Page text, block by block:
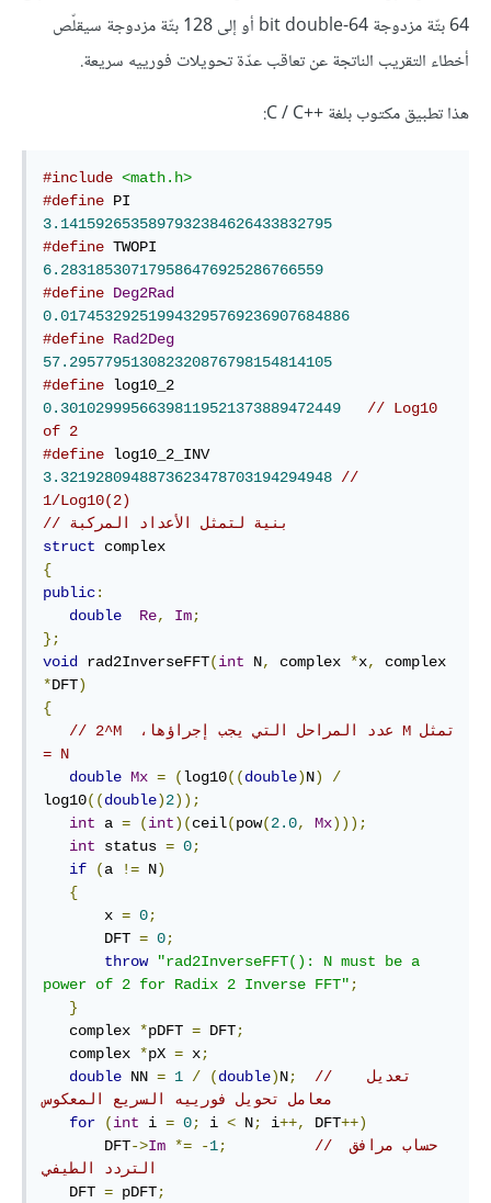
64 بتّة مزدوجة 64-bit double أو إلى 128 بتّة مزدوجة سيقلّص
أخطاء التقريب الناتجة عن تعاقب عدّة تحويلات فورييه سريعة.
هذا تطبيق مكتوب بلغة C / C++‎:
#include <math.h>
#define
3.1415926535897932384626433832795
#define
6.283185307179586476925286766559
#define Deg2Rad
0.017453292519943295769236907684886
#define Rad2Deg
57.295779513082320876798154814105
#define
0.30102999566398119521373889472449
// Log10
of 2
#define
log10_2_INV
3.3219280948873623478703194294948 //
1/Log10(2)
// بنية لتمثل الأعداد المركبة
struct
{
public:
double
Re, Im;
};
void
rad2InverseFFT(int N, complex *x,
*DFT)
{
// ‫تمثل M عدد المراحل التي يجب إجراؤها،‪‫ 2‪^M
= N
double Mx = (log10((double)N)
/
log10((double)2));
int a = (int)(ceil(pow(2.0, Mx)));
int status = 0;
if
(a != N)
{
       x
= 0;
       DFT
= 0;
throw
"rad2InverseFFT(): N must be a
power of 2 for Radix 2 Inverse FFT" ;
}
   complex
*pDFT = DFT;
   complex
*pX = x;
double NN = 1 / (double)N;
//   تعديل
معامل تحويل فورييه السريع المعكوس
for
(int i = 0; i < N; i++, DFT++)
       DFT
->Im *= -1;
// حساب مرافق
التردد الطيفي
   DFT
= pDFT;